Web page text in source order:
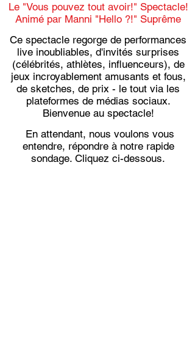
Le "Vous pouvez tout avoir!" Spectacle!
Animé par Manni "Hello ?!" Suprême
Ce spectacle regorge de performances
live inoubliables, d'invités surprises
(célébrités, athlètes, influenceurs), de
jeux incroyablement amusants et fous,
de sketches, de prix - le tout via les
plateformes de médias sociaux.
Bienvenue au spectacle!
En attendant, nous voulons vous
entendre, répondre à notre rapide
sondage. Cliquez ci-dessous.